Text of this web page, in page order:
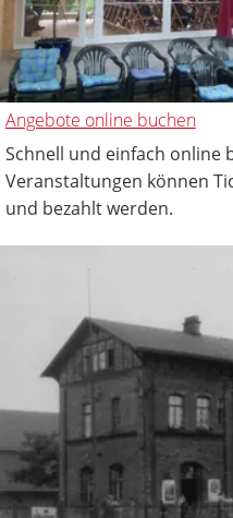
Angebote online buchen
Schnell und einfach online
Veranstaltungen können
und bezahlt werden.